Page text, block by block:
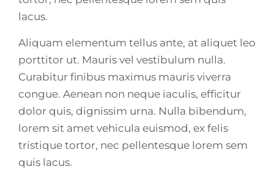
lacus.
Aliquam elementum tellus ante, at aliquet leo
porttitor ut. Mauris vel vestibulum nulla.
Curabitur finibus maximus mauris viverra
congue. Aenean non neque iaculis, efficitur
dolor quis, dignissim urna. Nulla bibendum,
lorem sit amet vehicula euismod, ex felis
tristique tortor, nec pellentesque lorem sem
quis lacus.